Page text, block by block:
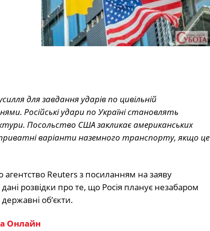
для завдання ударів по цивільній
Російські удари по Україні становлять
Посольство США закликає американських
варіанти наземного транспорту, якщо це
Reuters з посиланням на заяву
розвідки про те, що Росія планує незабаром
об’єкти.
Онлайн